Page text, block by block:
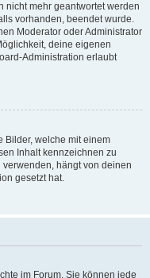
nicht mehr geantwortet werden
vorhanden, beendet wurde.
Moderator oder Administrator
deine eigenen
Administration erlaubt
Bilder, welche mit einem
Inhalt kennzeichnen zu
hängt von deinen
gesetzt hat.
im Forum. Sie können jede